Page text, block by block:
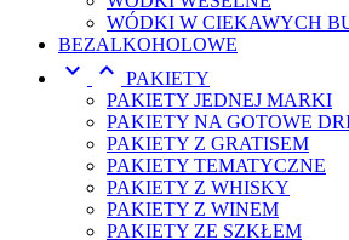
WÓDKI W CIEKAWYCH
BEZALKOHOLOWE
  PAKIETY
PAKIETY JEDNEJ MARKI
PAKIETY NA GOTOWE
PAKIETY Z GRATISEM
PAKIETY TEMATYCZNE
PAKIETY Z WHISKY
PAKIETY Z WINEM
PAKIETY ZE SZKŁEM